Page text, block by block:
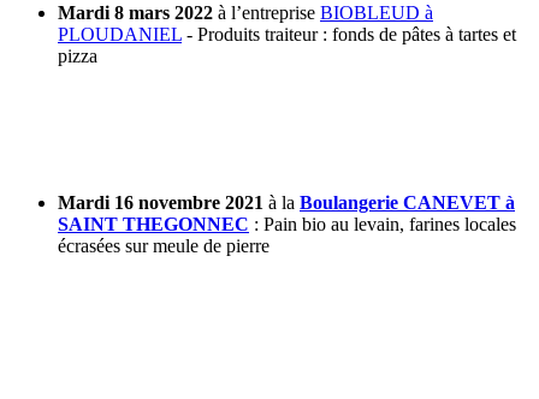
Mardi 8 mars 2022 à l’entreprise BIOBLEUD à
PLOUDANIEL - Produits traiteur : fonds de pâtes à tartes et
pizza
Mardi 16 novembre 2021 à la Boulangerie CANEVET à
SAINT THEGONNEC : Pain bio au levain, farines locales
écrasées sur meule de pierre